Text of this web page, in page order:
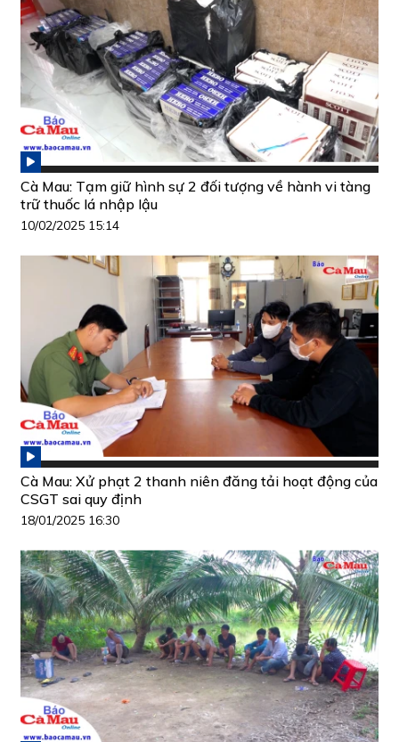
Cà Mau: Tạm giữ hình sự 2 đối tượng về hành vi tàng
trữ thuốc lá nhập lậu
10/02/2025 15:14
Cà Mau: Xử phạt 2 thanh niên đăng tải hoạt động của
CSGT sai quy định
18/01/2025 16:30